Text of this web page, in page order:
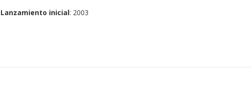
Lanzamiento inicial: 2003